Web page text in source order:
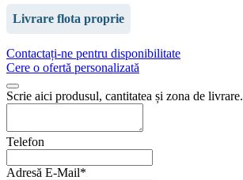
Livrare flota proprie
Contactați-ne pentru disponibilitate
Cere o ofertă personalizată
Scrie aici produsul, cantitatea și zona de livrare.
Telefon
Adresă E-Mail*